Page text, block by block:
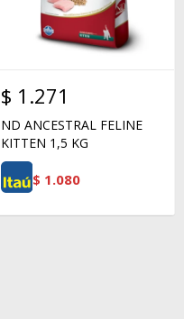
$ 1.271
ND ANCESTRAL FELINE
KITTEN 1,5 KG
$ 1.080